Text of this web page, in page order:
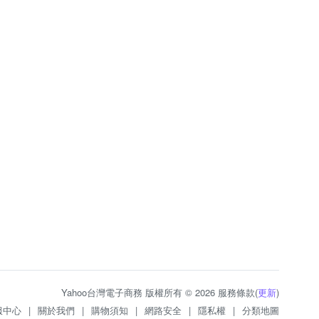
Yahoo台灣電子商務 版權所有 © 2026 服務條款(更新)
中心 | 關於我們 | 購物須知 | 網路安全 | 隱私權 | 分類地圖